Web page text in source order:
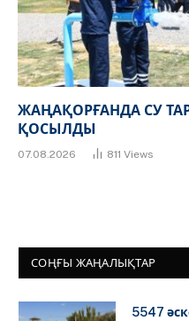
ЖАҢАҚОРҒАНДА СУ
ҚОСЫЛДЫ
07.08.2026 811 Views
СОҢҒЫ ЖАҢАЛЫҚТАР
5547